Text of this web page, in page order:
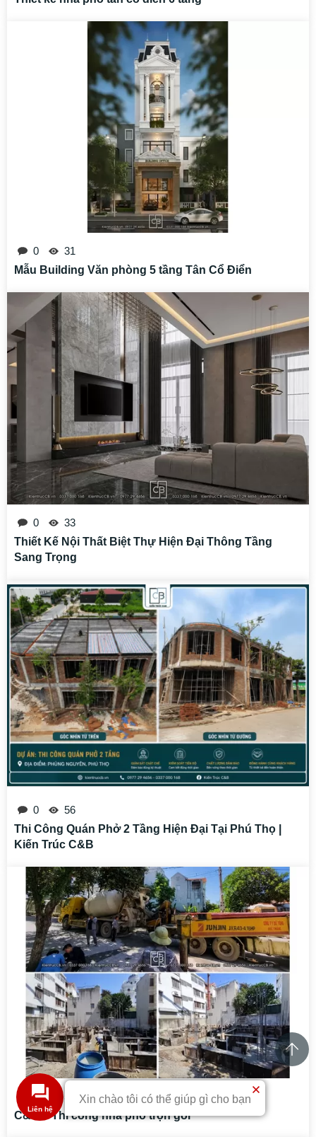
0
31
Mẫu Building Văn phòng 5 tầng Tân Cổ Điển
0
33
Thiết Kế Nội Thất Biệt Thự Hiện Đại Thông Tầng
Sang Trọng
0
56
Thi Công Quán Phở 2 Tầng Hiện Đại Tại Phú Thọ |
Kiến Trúc C&B
0
C&B – Thi công nhà phố trọn gói
Xin chào tôi có thể giúp gì cho bạn